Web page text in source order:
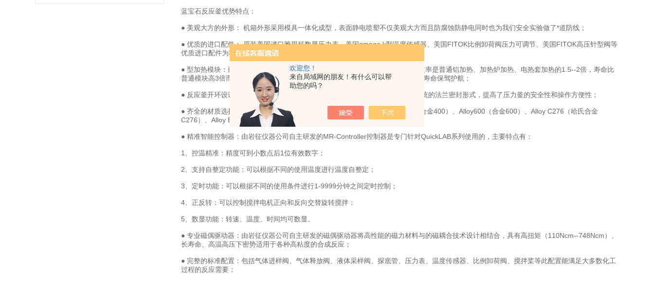
欢迎您！
来自局域网的朋友！有什么可以帮
助您的吗？
蓝宝石反应釜优势特点：
● 美观大方的外形： 机箱外形采用模具一体化成型，表面静电喷塑不仅美观大方而且防腐蚀防静电同时也为我们安全实验做了*道防线；
● 优质的进口配件： 原装美国进口雅思科数显压力表、美国omega k型温度传感器、美国FITOK比例卸荷阀压力可调节、美国FITOK高压针型阀等
优质进口配件为我们安全实验做了第二道防线；
● 型加热模块：嵌入式不锈钢加热模块是目前国内应用于微反的加热方式，加热效率是普通铝加热、加热炉加热、电热套加热的1.5--2倍，寿命比
普通模块高3倍而且坚固美观不变形更不有残渣脱落，为反应釜的加热效率和使用寿命保驾护航；
● 反应釜开环设计：QuickLAB系列反应釜采用专业的反应釜开环设计，取代了传统的法兰密封形式，提高了压力釜的安全性和操作方便性；
● 齐全的材质选择： 标准配置优质T316SS不锈钢(316)，另有Alloy400（蒙乃尔合金400）、Alloy600（合金600）、Alloy C276（哈氏合金
C276）、Alloy B-3（哈氏合金B-3）、Titanium （钛）等优质金属可选；
● 精准智能控制器：由岩征仪器公司自主研发的MR-Controller控制器是专门针对QuickLAB系列使用的，主要特点有：
1、控温精准：精度可到小数点后1位有效数字；
2、支持自整定功能：可以根据不同的使用温度进行温度自整定；
3、定时功能：可以根据不同的使用条件进行1-9999分钟之间定时控制；
4、正反转：可以控制搅拌电机正向和反向交替旋转搅拌；
5、数显功能：转速、温度、时间均可数显。
● 专业磁偶驱动器：由岩征仪器公司自主研发的磁偶驱动器将高性能的磁力材料与的磁耦合技术设计相结合，具有高扭矩（110Ncm--748Ncm）、
长寿命、高温高压下密势适用于各种高粘度的合成反应；
● 完整的标准配置：包括气体进样阀、气体释放阀、液体采样阀、探底管、压力表、温度传感器、比例卸荷阀、搅拌桨等此配置能满足大多数化工
过程的反应需要；